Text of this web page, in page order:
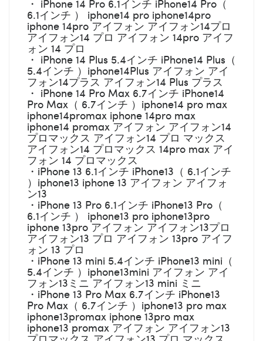
・ iPhone 14 Pro 6.1インチ iPhone14 Pro（
6.1インチ ） iphone14 pro iphone14pro
iphone 14pro アイフォン アイフォン14プロ
アイフォン14 プロ アイフォン 14pro アイフ
ォン 14 プロ
・ iPhone 14 Plus 5.4インチ iPhone14 Plus（
5.4インチ ）iphone14Plus アイフォン アイ
フォン14プラス アイフォン14 Plus プラス
・ iPhone 14 Pro Max 6.7インチ iPhone14
Pro Max（ 6.7インチ ）iphone14 pro max
iphone14promax iphone 14pro max
iphone14 promax アイフォン アイフォン14
プロマックス アイフォン14 プロ マックス
アイフォン14 プロマックス 14pro max アイ
フォン 14 プロマックス
・iPhone 13 6.1インチ iPhone13（ 6.1インチ
）iphone13 iphone 13 アイフォン アイフォ
ン13
・iPhone 13 Pro 6.1インチ iPhone13 Pro（
6.1インチ ） iphone13 pro iphone13pro
iphone 13pro アイフォン アイフォン13プロ
アイフォン13 プロ アイフォン 13pro アイフ
ォン 13 プロ
・iPhone 13 mini 5.4インチ iPhone13 mini（
5.4インチ ）iphone13mini アイフォン アイ
フォン13ミニ アイフォン13 mini ミニ
・iPhone 13 Pro Max 6.7インチ iPhone13
Pro Max（ 6.7インチ ）iphone13 pro max
iphone13promax iphone 13pro max
iphone13 promax アイフォン アイフォン13